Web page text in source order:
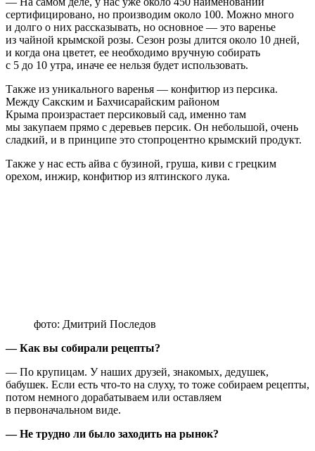
сертифицировано, но производим около 100. Можно много
и долго о них рассказывать, но основное — это варенье
из чайной крымской розы. Сезон розы длится около 10 дней,
и когда она цветет, ее необходимо вручную собирать
с 5 до 10 утра, иначе ее нельзя будет использовать.
Также из уникального варенья — конфитюр из персика.
Между Сакским и Бахчисарайским районом
Крыма произрастает персиковый сад, именно там
мы закупаем прямо с деревьев персик. Он небольшой, очень
сладкий, и в принципе это стопроцентно крымский продукт.
Также у нас есть айва с бузиной, груша, киви с грецким
орехом, инжир, конфитюр из ялтинского лука.
фото: Дмитрий Последов
— Как вы собирали рецепты?
— По крупицам. У наших друзей, знакомых, дедушек,
бабушек. Если есть что-то на слуху, то тоже собираем рецепты,
потом немного дорабатываем или оставляем
в первоначальном виде.
— Не трудно ли было заходить на рынок?